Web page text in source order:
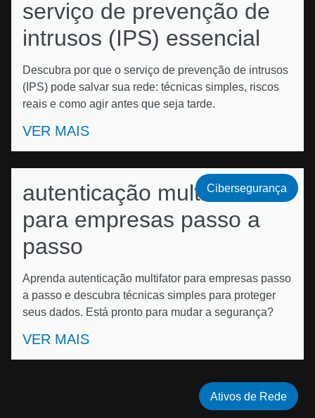
serviço de prevenção de
intrusos (IPS) essencial
Descubra por que o serviço de prevenção de intrusos
(IPS) pode salvar sua rede: técnicas simples, riscos
reais e como agir antes que seja tarde.
VER MAIS
autenticação multifator
para empresas passo a
passo
Aprenda autenticação multifator para empresas passo
a passo e descubra técnicas simples para proteger
seus dados. Está pronto para mudar a segurança?
VER MAIS
Cibersegurança
Ativos de Rede